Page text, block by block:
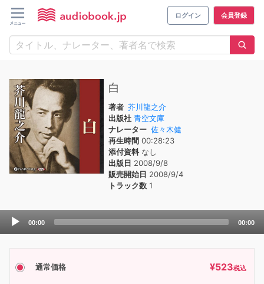
ログイン 会員登録
白
著者 芥川龍之介
出版社 青空文庫
ナレーター 佐々木健
再生時間 00:28:23
添付資料なし
出版日 2008/9/8
販売開始日 2008/9/4
トラック数 1
Audio
00:00 00:00
通常価格 ¥523税込